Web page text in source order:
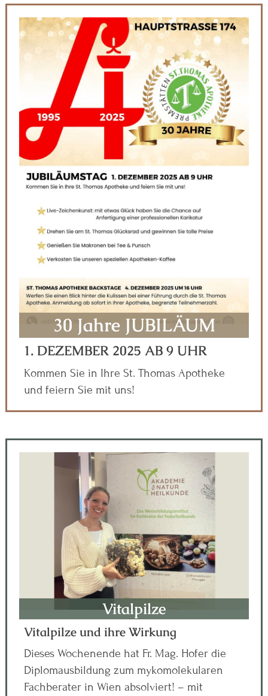
30 Jahre JUBILÄUM
1. DEZEMBER 2025 AB 9 UHR
Kommen Sie in Ihre St. Thomas Apotheke
und feiern Sie mit uns!
Vitalpilze
Vitalpilze und ihre Wirkung
Dieses Wochenende hat Fr. Mag. Hofer die
Diplomausbildung zum mykomolekularen
Fachberater in Wien absolviert! – mit